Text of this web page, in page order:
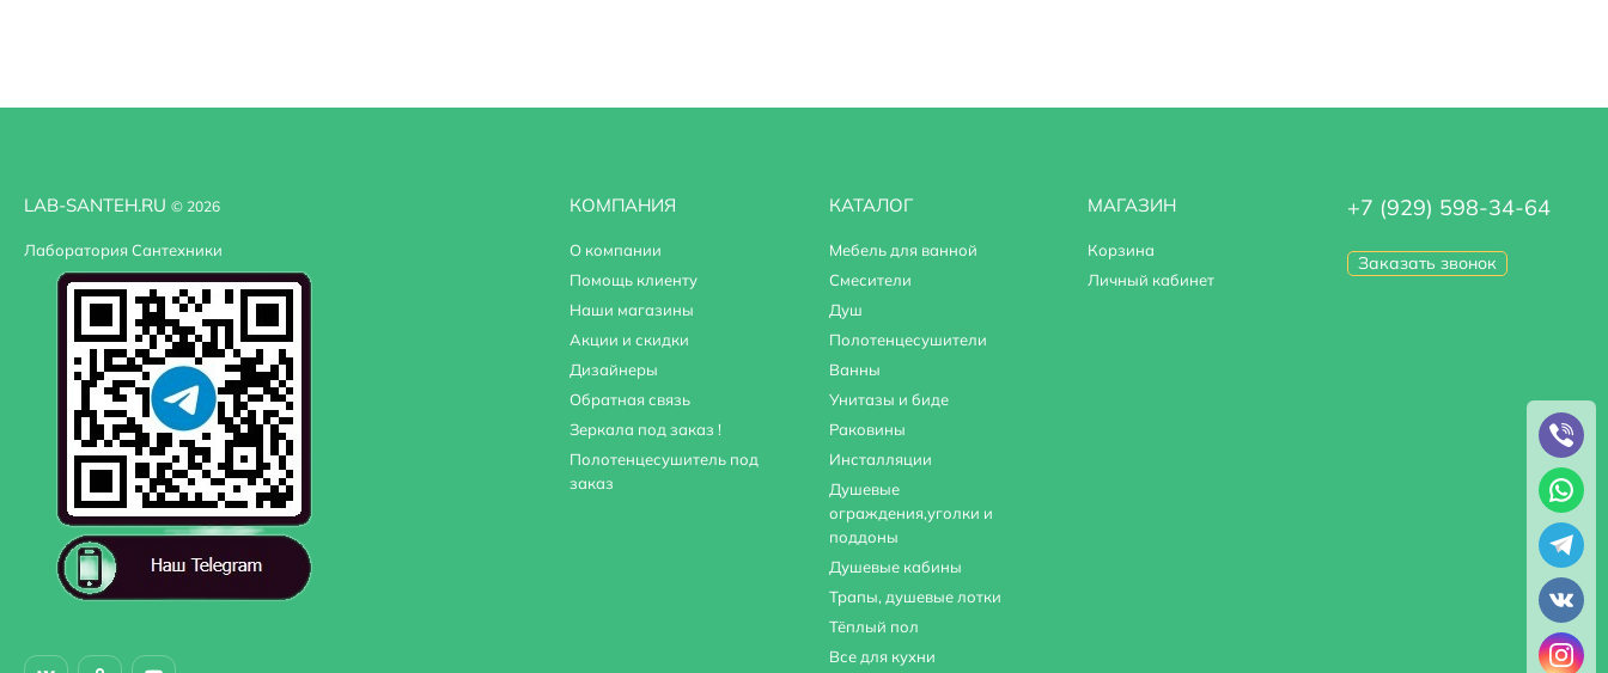
LAB-SANTEH.RU © 2026
Лаборатория Сантехники
КОМПАНИЯ
О компании
Помощь клиенту
Наши магазины
Акции и скидки
Дизайнеры
Обратная связь
Зеркала под заказ !
Полотенцесушитель под
заказ
КАТАЛОГ
Мебель для ванной
Смесители
Душ
Полотенцесушители
Ванны
Унитазы и биде
Раковины
Инсталляции
Душевые
ограждения,уголки и
поддоны
Душевые кабины
Трапы, душевые лотки
Тёплый пол
Все для кухни
МАГАЗИН
Корзина
Личный кабинет
+7 (929) 598-34-64
Заказать звонок